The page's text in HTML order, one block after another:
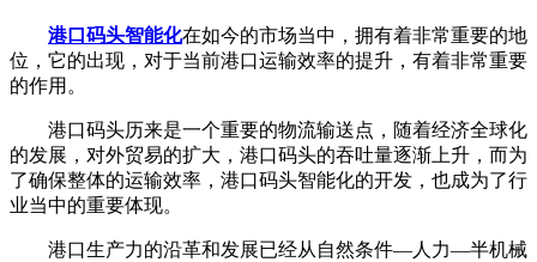
港口码头智能化在如今的市场当中，拥有着非常重要的地
位，它的出现，对于当前港口运输效率的提升，有着非常重要
的作用。
港口码头历来是一个重要的物流输送点，随着经济全球化
的发展，对外贸易的扩大，港口码头的吞吐量逐渐上升，而为
了确保整体的运输效率，港口码头智能化的开发，也成为了行
业当中的重要体现。
港口生产力的沿革和发展已经从自然条件—人力—半机械